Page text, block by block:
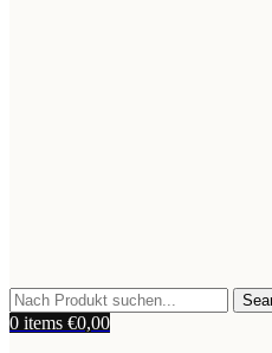
0 items €0,00